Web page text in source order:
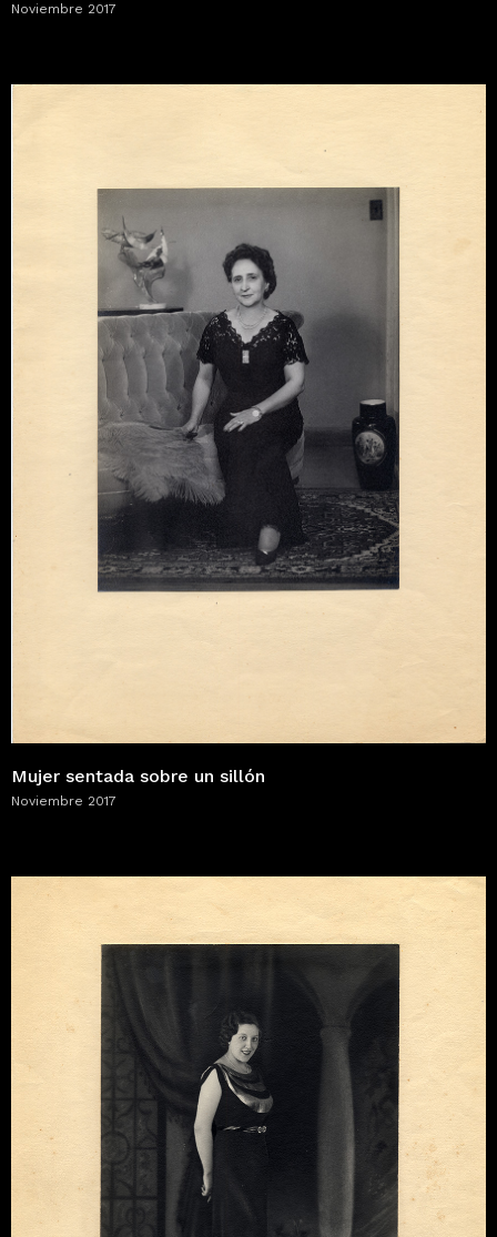
Noviembre 2017
Mujer sentada sobre un sillón
Noviembre 2017